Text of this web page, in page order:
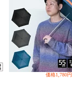
価格1,780円